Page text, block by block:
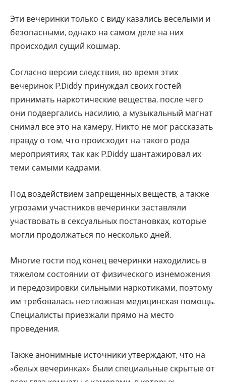
Эти вечеринки только с виду казались веселыми и
безопасными, однако на самом деле на них
происходил сущий кошмар.
Согласно версии следствия, во время этих
вечеринок P.Diddy принуждал своих гостей
принимать наркотические вещества, после чего
они подвергались насилию, а музыкальный магнат
снимал все это на камеру. Никто не мог рассказать
правду о том, что происходит на такого рода
мероприятиях, так как P.Diddy шантажировал их
теми самыми кадрами.
Под воздействием запрещенных веществ, а также
угрозами участников вечеринки заставляли
участвовать в сексуальных постановках, которые
могли продолжаться по несколько дней.
Многие гости под конец вечеринки находились в
тяжелом состоянии от физического изнеможения
и передозировки сильными наркотиками, поэтому
им требовалась неотложная медицинская помощь.
Специалисты приезжали прямо на место
проведения.
Также анонимные источники утверждают, что на
«белых вечеринках» были специальные скрытые от